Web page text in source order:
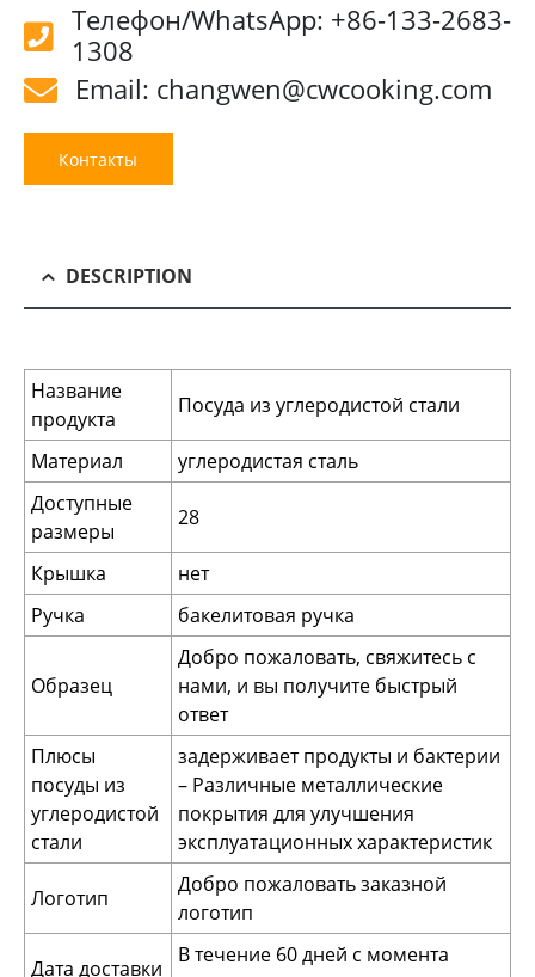
Телефон/WhatsApp: +86-133-2683-
1308
Email: changwen@cwcooking.com
Контакты
DESCRIPTION
Название
продукта
Посуда из углеродистой стали
Материал
углеродистая сталь
Доступные
размеры
28
Крышка
нет
Ручка
бакелитовая ручка
Образец
Добро пожаловать, свяжитесь с
нами, и вы получите быстрый
ответ
Плюсы
посуды из
углеродистой
стали
задерживает продукты и бактерии
– Различные металлические
покрытия для улучшения
эксплуатационных характеристик
Логотип
Добро пожаловать заказной
логотип
Дата доставки
В течение 60 дней с момента